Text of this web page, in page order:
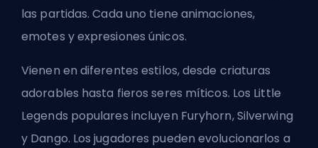
las partidas. Cada uno tiene animaciones,
emotes y expresiones únicos.
Vienen en diferentes estilos, desde criaturas
adorables hasta fieros seres míticos. Los Little
Legends populares incluyen Furyhorn, Silverwing
y Dango. Los jugadores pueden evolucionarlos a